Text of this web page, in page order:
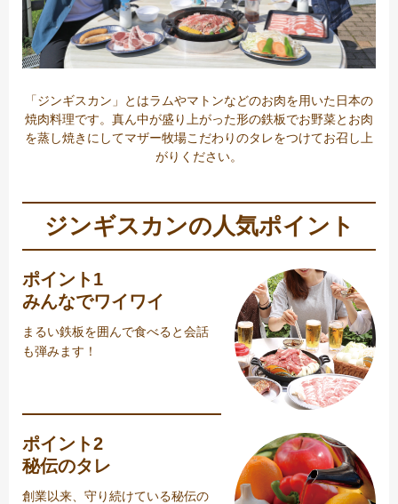
「ジンギスカン」とはラムやマトンなどのお肉を用いた日本の
焼肉料理です。真ん中が盛り上がった形の鉄板でお野菜とお肉
を蒸し焼きにしてマザー牧場こだわりのタレをつけてお召し上
がりください。
ジンギスカンの人気ポイント
ポイント1
みんなでワイワイ
まるい鉄板を囲んで食べると会話
も弾みます！
ポイント2
秘伝のタレ
創業以来、守り続けている秘伝の